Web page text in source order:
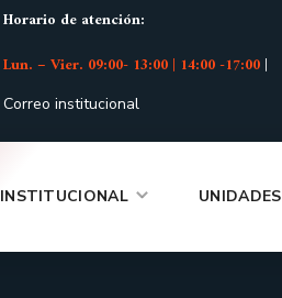
Horario de atención:
Lun. – Vier. 09:00- 13:00 | 14:00 -17:00|
Correo institucional
INSTITUCIONAL UNIDADES